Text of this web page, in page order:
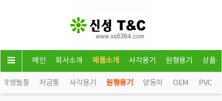
메인 회사소개 제품소개 사각용기 원형용기 상품
학생필통 저금통 사각용기 원형용기 양동이 OEM PVC